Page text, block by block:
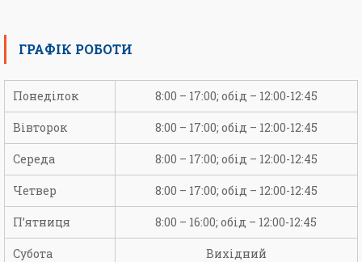
ГРАФІК РОБОТИ
Понеділок 8:00 – 17:00; обід – 12:00-12:45
Вівторок 8:00 – 17:00; обід – 12:00-12:45
Середа 8:00 – 17:00; обід – 12:00-12:45
Четвер 8:00 – 17:00; обід – 12:00-12:45
П’ятниця 8:00 – 16:00; обід – 12:00-12:45
Субота Вихідний